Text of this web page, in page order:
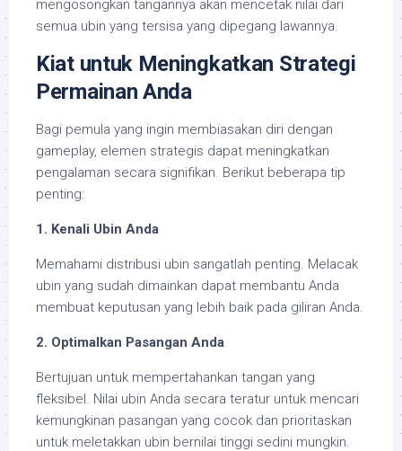
mengosongkan tangannya akan mencetak nilai dari
semua ubin yang tersisa yang dipegang lawannya.
Kiat untuk Meningkatkan Strategi
Permainan Anda
Bagi pemula yang ingin membiasakan diri dengan
gameplay, elemen strategis dapat meningkatkan
pengalaman secara signifikan. Berikut beberapa tip
penting:
1. Kenali Ubin Anda
Memahami distribusi ubin sangatlah penting. Melacak
ubin yang sudah dimainkan dapat membantu Anda
membuat keputusan yang lebih baik pada giliran Anda.
2. Optimalkan Pasangan Anda
Bertujuan untuk mempertahankan tangan yang
fleksibel. Nilai ubin Anda secara teratur untuk mencari
kemungkinan pasangan yang cocok dan prioritaskan
untuk meletakkan ubin bernilai tinggi sedini mungkin.